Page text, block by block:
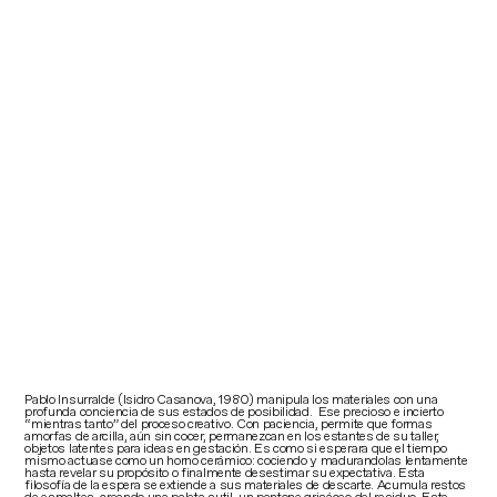
Pablo Insurralde (Isidro Casanova, 1980) manipula los materiales con una
profunda conciencia de sus estados de posibilidad. Ese precioso e incierto
“mientras tanto” del proceso creativo. Con paciencia, permite que formas
amorfas de arcilla, aún sin cocer, permanezcan en los estantes de su taller,
objetos latentes para ideas en gestación. Es como si esperara que el tiempo
mismo actuase como un horno cerámico: cociendo y madurandolas lentamente
hasta revelar su propósito o finalmente desestimar su expectativa. Esta
filosofía de la espera se extiende a sus materiales de descarte. Acumula restos